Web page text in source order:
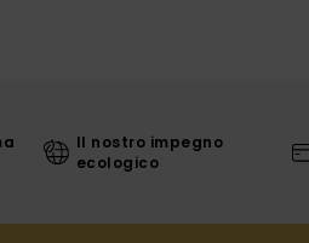
Il nostro impegno
ecologico